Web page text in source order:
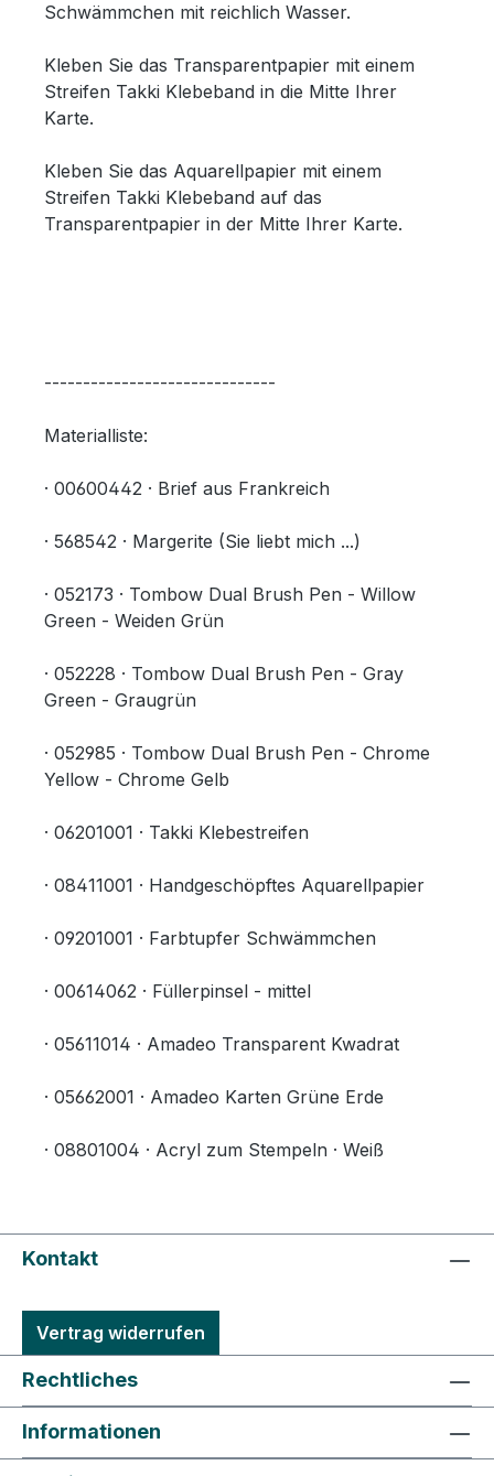
Schwämmchen mit reichlich Wasser.
Kleben Sie das Transparentpapier mit einem
Streifen Takki Klebeband in die Mitte Ihrer
Karte.
Kleben Sie das Aquarellpapier mit einem
Streifen Takki Klebeband auf das
Transparentpapier in der Mitte Ihrer Karte.
------------------------------
Materialliste:
· 00600442 · Brief aus Frankreich
· 568542 · Margerite (Sie liebt mich ...)
· 052173 · Tombow Dual Brush Pen - Willow
Green - Weiden Grün
· 052228 · Tombow Dual Brush Pen - Gray
Green - Graugrün
· 052985 · Tombow Dual Brush Pen - Chrome
Yellow - Chrome Gelb
· 06201001 · Takki Klebestreifen
· 08411001 · Handgeschöpftes Aquarellpapier
· 09201001 · Farbtupfer Schwämmchen
· 00614062 · Füllerpinsel - mittel
· 05611014 · Amadeo Transparent Kwadrat
· 05662001 · Amadeo Karten Grüne Erde
· 08801004 · Acryl zum Stempeln · Weiß
Kontakt
Vertrag widerrufen
Rechtliches
Informationen